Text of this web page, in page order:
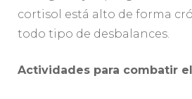
cortisol está alto de forma
todo tipo de desbalances.
Actividades para combatir